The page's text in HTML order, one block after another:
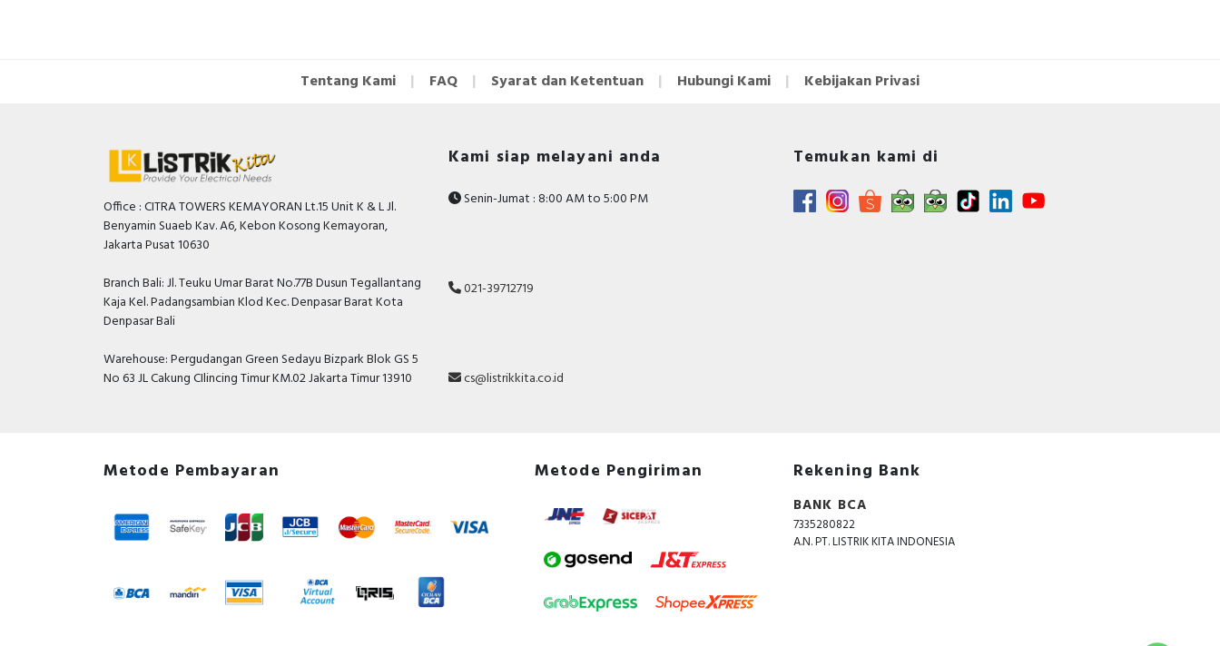
Tentang Kami FAQ Syarat dan Ketentuan Hubungi Kami Kebijakan Privasi
Office : CITRA TOWERS KEMAYORAN Lt.15 Unit K & L Jl.
Benyamin Suaeb Kav. A6, Kebon Kosong Kemayoran,
Jakarta Pusat 10630
Branch Bali: Jl. Teuku Umar Barat No.77B Dusun Tegallantang
Kaja Kel. Padangsambian Klod Kec. Denpasar Barat Kota
Denpasar Bali
Warehouse: Pergudangan Green Sedayu Bizpark Blok GS 5
No 63 JL Cakung CIlincing Timur KM.02 Jakarta Timur 13910
Kami siap melayani anda
Senin-Jumat : 8:00 AM to 5:00 PM
021-39712719
cs@listrikkita.co.id
Temukan kami di
Metode Pembayaran Metode Pengiriman Rekening Bank
BANK BCA
7335280822
A.N. PT. LISTRIK KITA INDONESIA